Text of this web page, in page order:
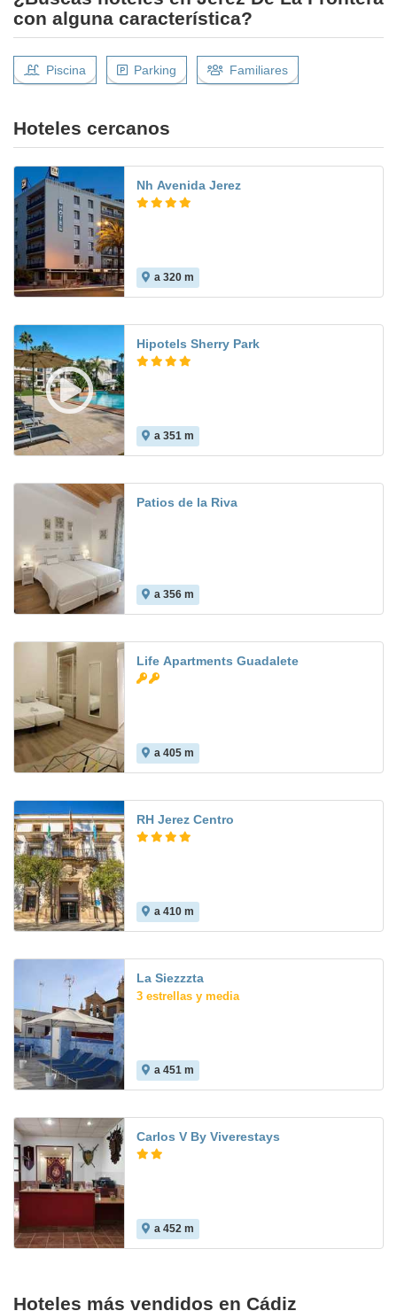
con alguna característica?
Piscina Parking Familiares
Hoteles cercanos
Nh Avenida Jerez
a 320 m
Hipotels Sherry Park
a 351 m
Patios de la Riva
a 356 m
Life Apartments Guadalete
a 405 m
RH Jerez Centro
a 410 m
La Siezzzta
3 estrellas y media
a 451 m
Carlos V By Viverestays
a 452 m
Hoteles más vendidos en Cádiz